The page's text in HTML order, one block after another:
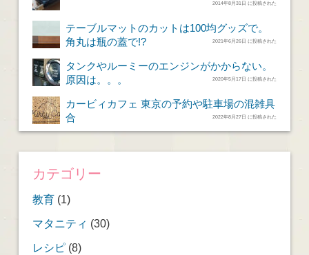
2014年8月31日 に投稿された
テーブルマットのカットは100均グッズで。
角丸は瓶の蓋で!?
2021年6月26日 に投稿された
タンクやルーミーのエンジンがかからない。
原因は。。。
2020年5月17日 に投稿された
カービィカフェ 東京の予約や駐車場の混雑具
合
2022年8月27日 に投稿された
カテゴリー
教育(1)
マタニティ (30)
レシピ(8)